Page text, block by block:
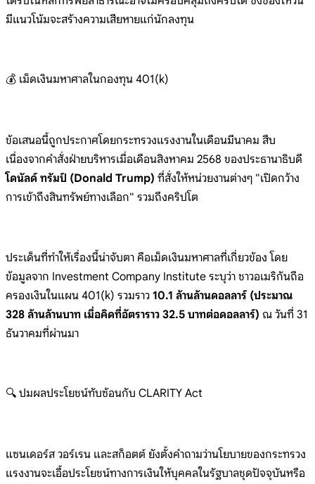
มีแนวโน้มจะสร้างความเสียหายแก่นักลงทุน
💰 เม็ดเงินมหาศาลในกองทุน 401(k)
ข้อเสนอนี้ถูกประกาศโดยกระทรวงแรงงานในเดือนมีนาคม สืบ
เนื่องจากคำสั่งฝ่ายบริหารเมื่อเดือนสิงหาคม 2568 ของประธานาธิบดี
โดนัลด์ ทรัมป์ (Donald Trump) ที่สั่งให้หน่วยงานต่างๆ "เปิดกว้าง
การเข้าถึงสินทรัพย์ทางเลือก" รวมถึงคริปโต
ประเด็นที่ทำให้เรื่องนี้น่าจับตา คือเม็ดเงินมหาศาลที่เกี่ยวข้อง โดย
ข้อมูลจาก Investment Company Institute ระบุว่า ชาวอเมริกันถือ
ครองเงินในแผน 401(k) รวมราว 10.1 ล้านล้านดอลลาร์ (ประมาณ
328 ล้านล้านบาท เมื่อคิดที่อัตราราว 32.5 บาทต่อดอลลาร์) ณ วันที่ 31
ธันวาคมที่ผ่านมา
🔍 ปมผลประโยชน์ทับซ้อนกับ CLARITY Act
แซนเดอร์ส วอร์เรน และสก็อตต์ ยังตั้งคำถามว่านโยบายของกระทรวง
แรงงานจะเอื้อประโยชน์ทางการเงินให้บุคคลในรัฐบาลชุดปัจจุบันหรือ